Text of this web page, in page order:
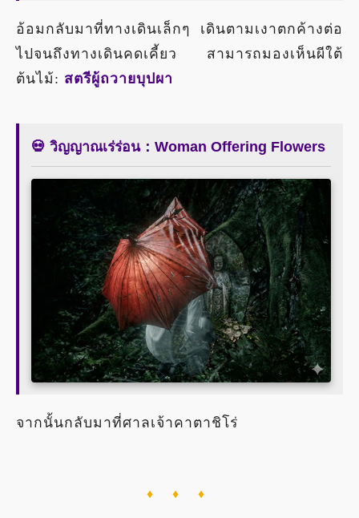
อ้อมกลับมาที่ทางเดินเล็กๆ เดินตามเงาตกค้างต่อ
ไปจนถึงทางเดินคดเคี้ยว สามารถมองเห็นผีใต้
ต้นไม้: สตรีผู้ถวายบุปผา
💀 วิญญาณเร่ร่อน：Woman Offering Flowers
จากนั้นกลับมาที่ศาลเจ้าคาตาชิโร่
♦ ♦ ♦